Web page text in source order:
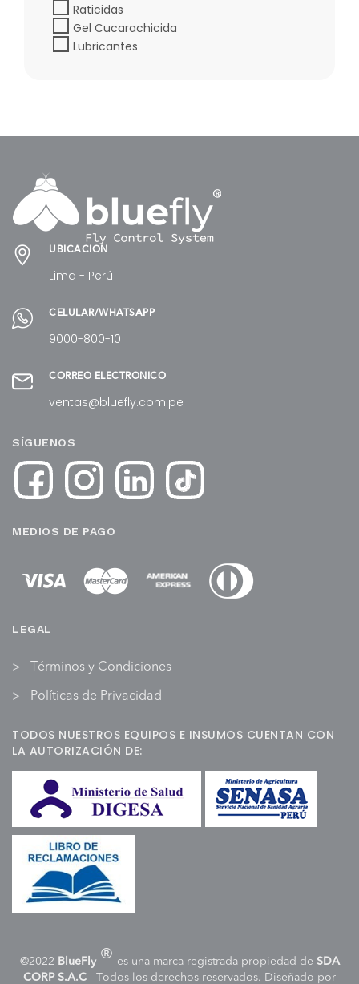
Raticidas
Gel Cucarachicida
Lubricantes
UBICACIÓN
Lima - Perú
CELULAR/WHATSAPP
9000-800-10
CORREO ELECTRÓNICO
ventas@bluefly.com.pe
SÍGUENOS
MEDIOS DE PAGO
LEGAL
Términos y Condiciones
Políticas de Privacidad
TODOS NUESTROS EQUIPOS E INSUMOS CUENTAN CON
LA AUTORIZACIÓN DE:
@2022 BlueFly ® es una marca registrada propiedad de SDA
CORP S.A.C - Todos los derechos reservados. Diseñado por